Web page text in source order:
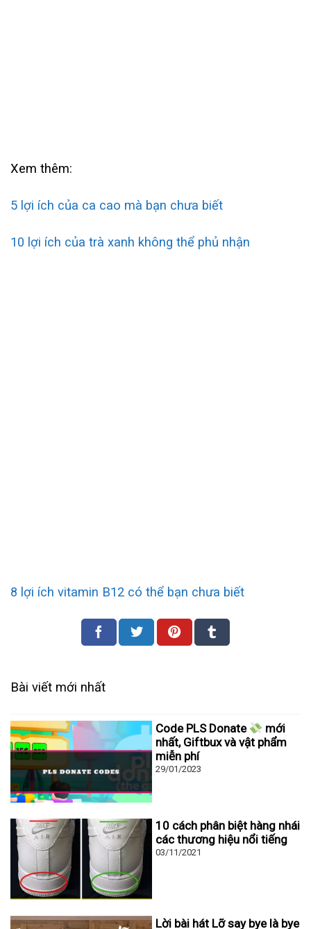
Xem thêm:
5 lợi ích của ca cao mà bạn chưa biết
10 lợi ích của trà xanh không thể phủ nhận
8 lợi ích vitamin B12 có thể bạn chưa biết
Bài viết mới nhất
Code PLS Donate
mới
nhất, Giftbux và vật phẩm
miễn phí
29/01/2023
10 cách phân biệt hàng nhái
các thương hiệu nổi tiếng
03/11/2021
Lời bài hát Lỡ say bye là bye